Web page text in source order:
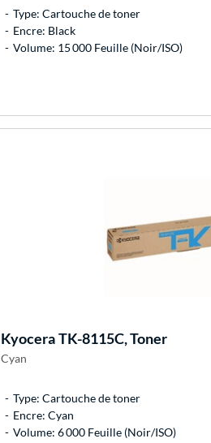
Type: Cartouche de toner
Encre: Black
Volume: 15 000 Feuille (Noir/ISO)
KyoceraTK-8115C, Toner
Cyan
Type: Cartouche de toner
Encre: Cyan
Volume: 6 000 Feuille (Noir/ISO)